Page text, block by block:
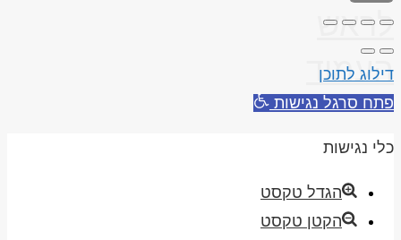
לראש
העמוד
דילוג לתוכן
פתח סרגל נגישות
כלי נגישות
הגדל טקסט
הקטן טקסט